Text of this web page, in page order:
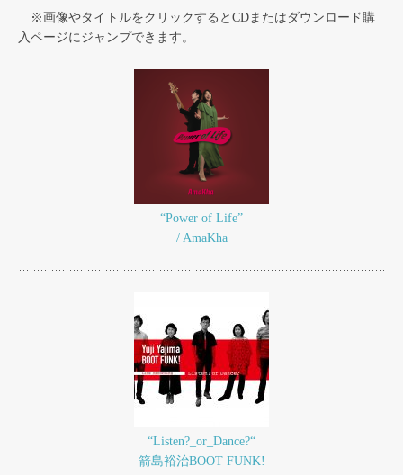
※画像やタイトルをクリックするとCDまたはダウンロード購
入ページにジャンプできます。
“Power of Life”
/ AmaKha
“Listen?_or_Dance?“
箭島裕治BOOT FUNK!